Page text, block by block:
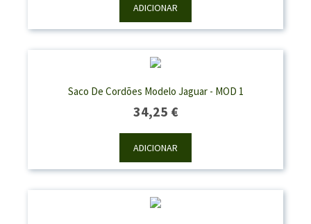
ADICIONAR
Saco De Cordões Modelo Jaguar - MOD 1
34,25 €
ADICIONAR